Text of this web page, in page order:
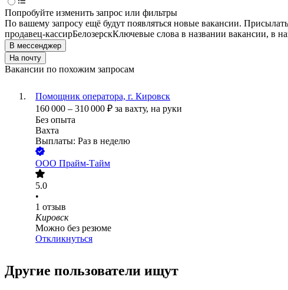
Попробуйте изменить запрос или фильтры
По вашему запросу ещё будут появляться новые вакансии.
продавец-кассирБелозерскКлючевые слова в названии вакансии, в
В мессенджер
На почту
Вакансии по похожим запросам
Помощник оператора, г. Кировск
160 000 – 310 000 ₽ за вахту, на руки
Без опыта
Вахта
Выплаты: Раз в неделю
ООО Прайм-Тайм
5.0
•
1 отзыв
Кировск
Можно без резюме
Откликнуться
Другие пользователи ищут